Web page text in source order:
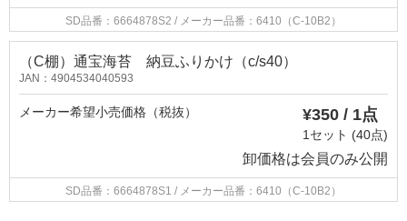
SD品番：6664878S2 / メーカー品番：6410（C-10B2）
（C棚）通宝海苔 納豆ふりかけ（c/s40）
JAN：4904534040593
メーカー希望小売価格（税抜） ¥350 / 1点
1セット (40点)
卸価格は会員のみ公開
SD品番：6664878S1 / メーカー品番：6410（C-10B2）